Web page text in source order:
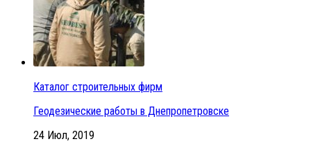
Каталог строительных фирм
Геодезические работы в Днепропетровске
24 Июл, 2019